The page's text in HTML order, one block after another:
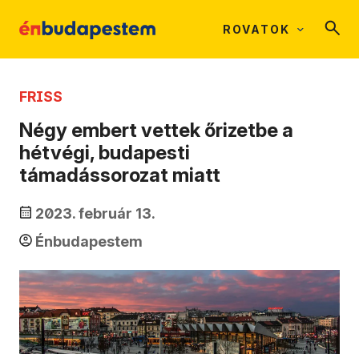
ROVATOK
FRISS
Négy embert vettek őrizetbe a
hétvégi, budapesti
támadássorozat miatt
2023. február 13.
Énbudapestem